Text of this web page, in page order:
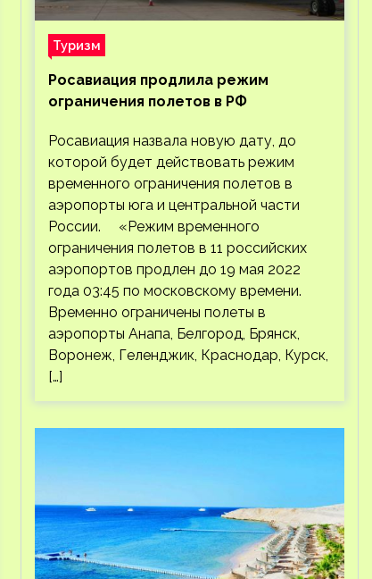
Туризм
Росавиация продлила режим
ограничения полетов в РФ
Росавиация назвала новую дату, до
которой будет действовать режим
временного ограничения полетов в
аэропорты юга и центральной части
России. «Режим временного
ограничения полетов в 11 российских
аэропортов продлен до 19 мая 2022
года 03:45 по московскому времени.
Временно ограничены полеты в
аэропорты Анапа, Белгород, Брянск,
Воронеж, Геленджик, Краснодар, Курск,
[…]